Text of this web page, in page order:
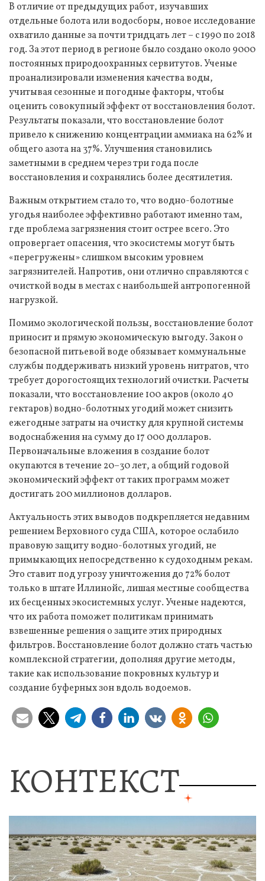
В отличие от предыдущих работ, изучавших
отдельные болота или водосборы, новое исследование
охватило данные за почти тридцать лет – с 1990 по 2018
год. За этот период в регионе было создано около 9000
постоянных природоохранных сервитутов. Ученые
проанализировали изменения качества воды,
учитывая сезонные и погодные факторы, чтобы
оценить совокупный эффект от восстановления болот.
Результаты показали, что восстановление болот
привело к снижению концентрации аммиака на 62% и
общего азота на 37%. Улучшения становились
заметными в среднем через три года после
восстановления и сохранялись более десятилетия.
Важным открытием стало то, что водно-болотные
угодья наиболее эффективно работают именно там,
где проблема загрязнения стоит острее всего. Это
опровергает опасения, что экосистемы могут быть
«перегружены» слишком высоким уровнем
загрязнителей. Напротив, они отлично справляются с
очисткой воды в местах с наибольшей антропогенной
нагрузкой.
Помимо экологической пользы, восстановление болот
приносит и прямую экономическую выгоду. Закон о
безопасной питьевой воде обязывает коммунальные
службы поддерживать низкий уровень нитратов, что
требует дорогостоящих технологий очистки. Расчеты
показали, что восстановление 100 акров (около 40
гектаров) водно-болотных угодий может снизить
ежегодные затраты на очистку для крупной системы
водоснабжения на сумму до 17 000 долларов.
Первоначальные вложения в создание болот
окупаются в течение 20–30 лет, а общий годовой
экономический эффект от таких программ может
достигать 200 миллионов долларов.
Актуальность этих выводов подкрепляется недавним
решением Верховного суда США, которое ослабило
правовую защиту водно-болотных угодий, не
примыкающих непосредственно к судоходным рекам.
Это ставит под угрозу уничтожения до 72% болот
только в штате Иллинойс, лишая местные сообщества
их бесценных экосистемных услуг. Ученые надеются,
что их работа поможет политикам принимать
взвешенные решения о защите этих природных
фильтров. Восстановление болот должно стать частью
комплексной стратегии, дополняя другие методы,
такие как использование покровных культур и
создание буферных зон вдоль водоемов.
КОНТЕКСТ